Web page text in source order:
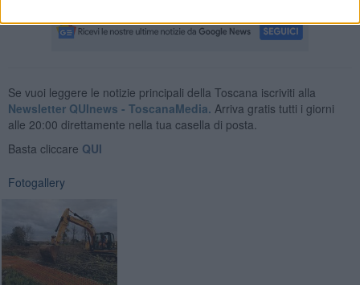
Se vuoi leggere le notizie principali della Toscana iscriviti alla
Newsletter QUInews - ToscanaMedia. Arriva gratis tutti i giorni
alle 20:00 direttamente nella tua casella di posta.
Basta cliccare QUI
Fotogallery